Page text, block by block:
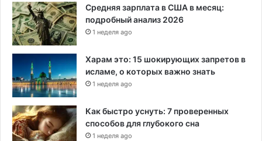
с
п
е
х
Р
К
Средняя зарплата в США в месяц:
подробный анализ 2026
1 неделя ago
Харам это: 15 шокирующих запретов в
исламе, о которых важно знать
1 неделя ago
Как быстро уснуть: 7 проверенных
способов для глубокого сна
1 неделя ago